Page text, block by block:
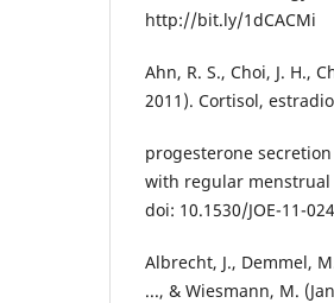
http://bit.ly/1dCACMi
Ahn, R. S., Choi, J. H.,
2011). Cortisol,
progesterone
with regular menstrual
doi: 10.1530/JOE-11-
Albrecht, J., Demmel,
..., & Wiesmann, M.